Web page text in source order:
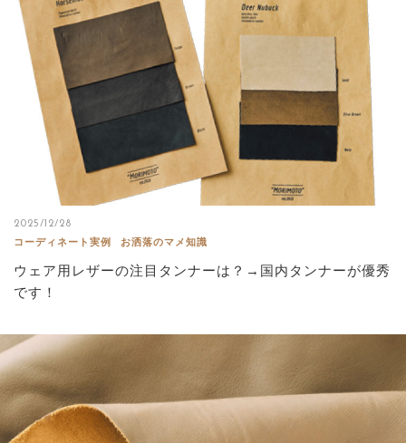
2025/12/28
コーディネート実例
お洒落のマメ知識
ウェア用レザーの注目タンナーは？→国内タンナーが優秀
です！